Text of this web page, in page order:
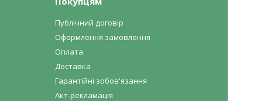
Публічний договір
Оформлення замовлення
Оплата
Доставка
Гарантійні зобов'язання
Акт-рекламація